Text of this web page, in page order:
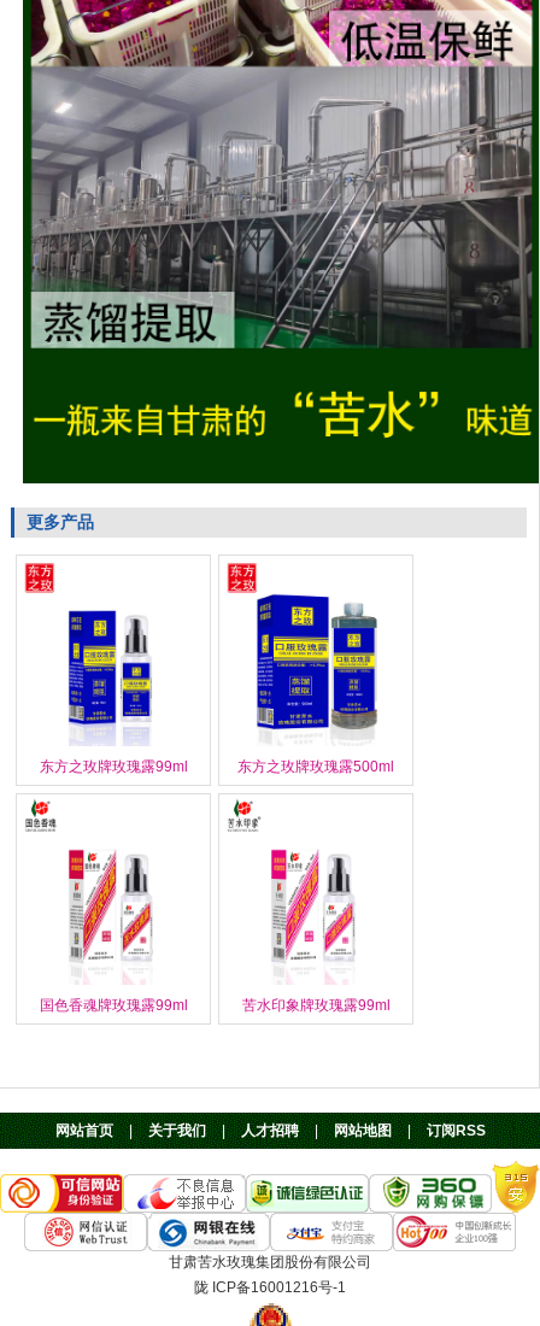
更多产品
东方之玫牌玫瑰露99ml 东方之玫牌玫瑰露500ml
国色香魂牌玫瑰露99ml 苦水印象牌玫瑰露99ml
网站首页 | 关于我们 | 人才招聘 | 网站地图 | 订阅RSS
甘肃苦水玫瑰集团股份有限公司
陇 ICP备16001216号-1